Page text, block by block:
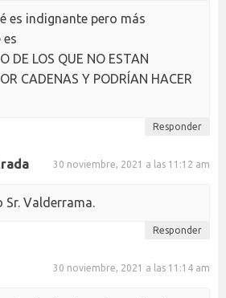
es indignante pero más
es
DE LOS QUE NO ESTAN
CADENAS Y PODRÍAN HACER
Responder
30 noviembre, 2021 a las 11:12 am
Sr. Valderrama.
Responder
30 noviembre, 2021 a las 11:14 am